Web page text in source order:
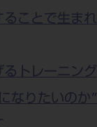
ることで生ま
トレーニング
なりたいのか
化
グ InternetDO
ご案内
料会員登録
ンス等
ン
ー
スタンプ